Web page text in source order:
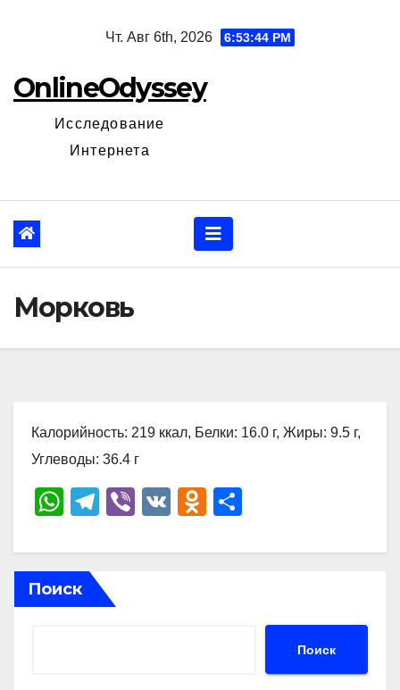
Чт. Авг 6th, 2026 6:53:45 PM
OnlineOdyssey
Исследование
Интернета
Морковь
Калорийность: 219 ккал, Белки: 16.0 г, Жиры: 9.5 г,
Углеводы: 36.4 г
W
at
s
A
T
e
gr
a
Vi
er
V
O
n
р
ть
Поиск
Поиск